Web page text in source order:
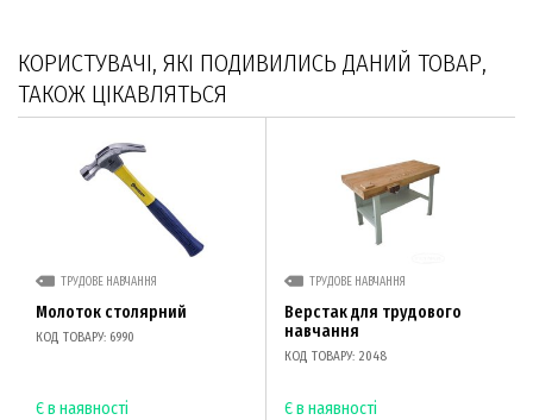
КОРИСТУВАЧІ, ЯКІ ПОДИВИЛИСЬ ДАНИЙ ТОВАР,
ТАКОЖ ЦІКАВЛЯТЬСЯ
ТРУДОВЕ НАВЧАННЯ
Молоток столярний
КОД ТОВАРУ: 6990
Є в наявності
ТРУДОВЕ НАВЧАННЯ
Верстак для трудового
навчання
КОД ТОВАРУ: 2048
Є в наявності